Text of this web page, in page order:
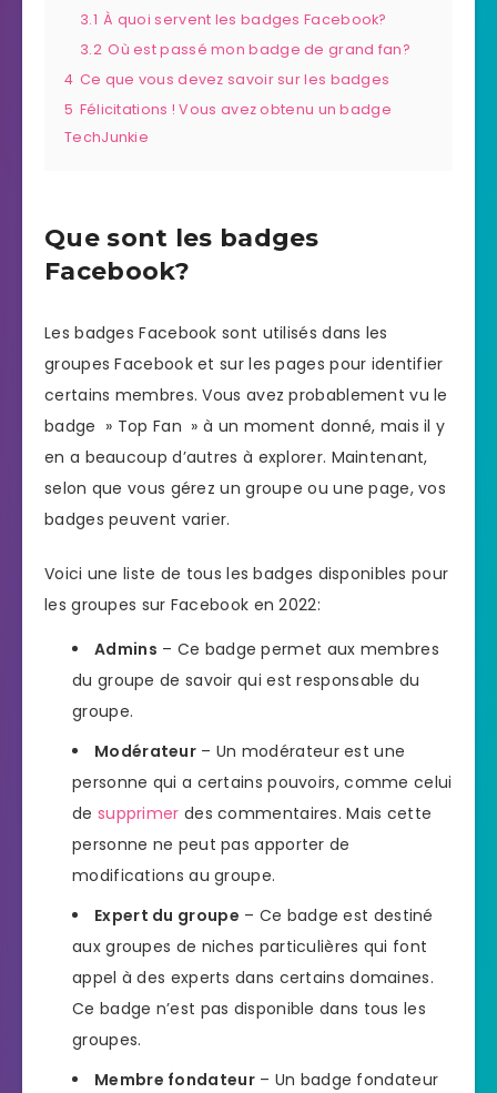
3.1 À quoi servent les badges Facebook?
3.2 Où est passé mon badge de grand fan?
4 Ce que vous devez savoir sur les badges
5 Félicitations ! Vous avez obtenu un badge
TechJunkie
Que sont les badges
Facebook?
Les badges Facebook sont utilisés dans les
groupes Facebook et sur les pages pour identifier
certains membres. Vous avez probablement vu le
badge » Top Fan » à un moment donné, mais il y
en a beaucoup d’autres à explorer. Maintenant,
selon que vous gérez un groupe ou une page, vos
badges peuvent varier.
Voici une liste de tous les badges disponibles pour
les groupes sur Facebook en 2022:
Admins – Ce badge permet aux membres
du groupe de savoir qui est responsable du
groupe.
Modérateur – Un modérateur est une
personne qui a certains pouvoirs, comme celui
de supprimer des commentaires. Mais cette
personne ne peut pas apporter de
modifications au groupe.
Expert du groupe – Ce badge est destiné
aux groupes de niches particulières qui font
appel à des experts dans certains domaines.
Ce badge n’est pas disponible dans tous les
groupes.
Membre fondateur– Un badge fondateur